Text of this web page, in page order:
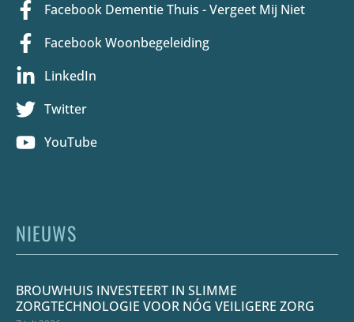
Facebook Dementie Thuis - Vergeet Mij Niet
Facebook Woonbegeleiding
LinkedIn
Twitter
YouTube
NIEUWS
BROUWHUIS INVESTEERT IN SLIMME
ZORGTECHNOLOGIE VOOR NÓG VEILIGERE ZORG